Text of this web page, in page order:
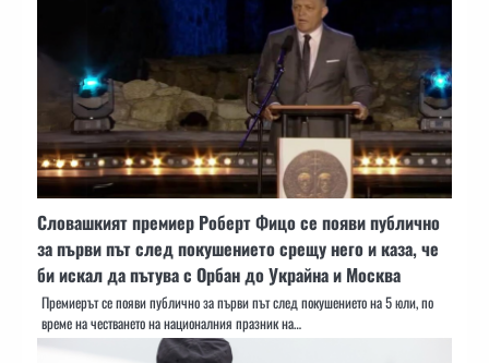
Словашкият премиер Роберт Фицо се появи публично
за първи път след покушението срещу него и каза, че
би искал да пътува с Орбан до Украйна и Москва
Премиерът се появи публично за първи път след покушението на 5 юли, по
време на честването на националния празник на…